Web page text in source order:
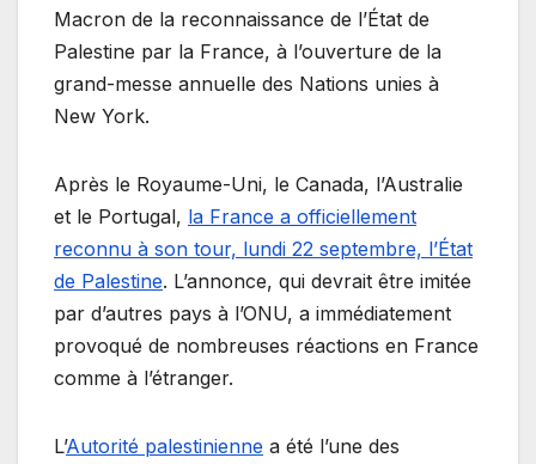
Macron de la reconnaissance de l’État de
Palestine par la France, à l’ouverture de la
grand-messe annuelle des Nations unies à
New York.
Après le Royaume-Uni, le Canada, l’Australie
et le Portugal, la France a officiellement
reconnu à son tour, lundi 22 septembre, l’État
de Palestine. L’annonce, qui devrait être imitée
par d’autres pays à l’ONU, a immédiatement
provoqué de nombreuses réactions en France
comme à l’étranger.
L’Autorité palestinienne a été l’une des